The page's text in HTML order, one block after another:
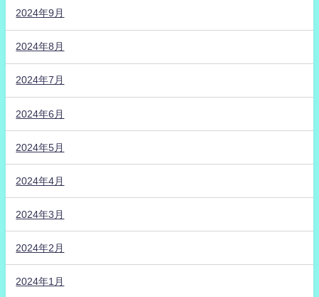
2024年9月
2024年8月
2024年7月
2024年6月
2024年5月
2024年4月
2024年3月
2024年2月
2024年1月